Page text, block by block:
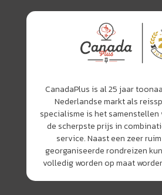
CanadaPlus is al 25 jaar
Nederlandse markt als
specialisme is het samenstellen
de scherpste prijs in
service. Naast een zeer
georganiseerde rondreizen
volledig worden op maat